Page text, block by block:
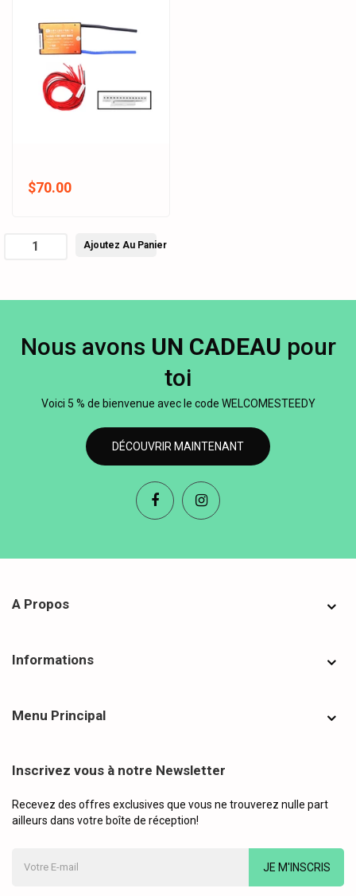
$70.00
Ajoutez Au Panier
Nous avons UN CADEAU pour
toi
Voici 5 % de bienvenue avec le code WELCOMESTEEDY
DÉCOUVRIR MAINTENANT
A Propos
Informations
Menu Principal
Inscrivez vous à notre Newsletter
Recevez des offres exclusives que vous ne trouverez nulle part
ailleurs dans votre boîte de réception!
JE M'INSCRIS